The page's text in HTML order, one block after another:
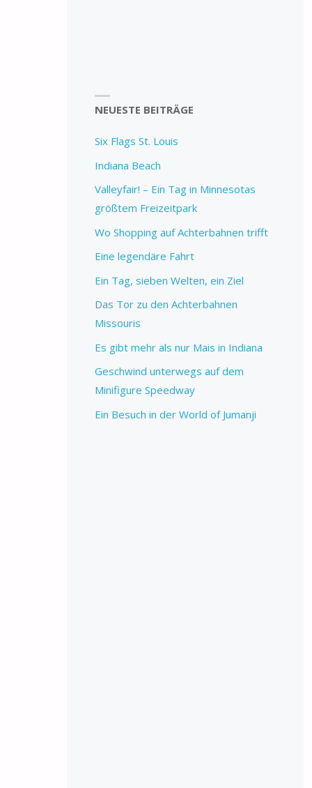
NEUESTE BEITRÄGE
Six Flags St. Louis
Indiana Beach
Valleyfair! – Ein Tag in Minnesotas
größtem Freizeitpark
Wo Shopping auf Achterbahnen trifft
Eine legendäre Fahrt
Ein Tag, sieben Welten, ein Ziel
Das Tor zu den Achterbahnen
Missouris
Es gibt mehr als nur Mais in Indiana
Geschwind unterwegs auf dem
Minifigure Speedway
Ein Besuch in der World of Jumanji